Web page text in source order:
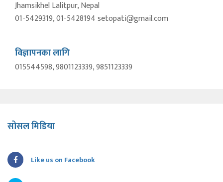
Jhamsikhel Lalitpur, Nepal
01-5429319, 01-5428194 setopati@gmail.com
विज्ञापनका लागि
015544598, 9801123339, 9851123339
सोसल मिडिया
Like us on Facebook